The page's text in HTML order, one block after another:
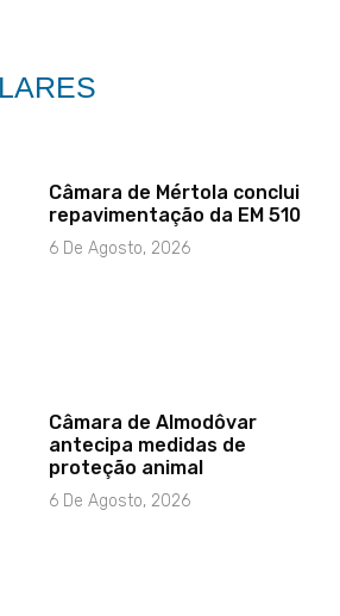
Câmara de Mértola conclui
repavimentação da EM 510
6 De Agosto, 2026
Câmara de Almodôvar
antecipa medidas de
proteção animal
6 De Agosto, 2026